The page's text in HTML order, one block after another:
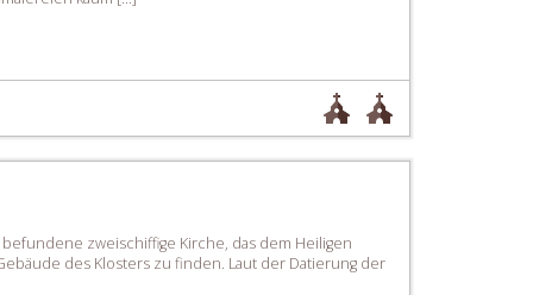
zweischiffige Kirche, das dem Heiligen
des Klosters zu finden. Laut der Datierung der